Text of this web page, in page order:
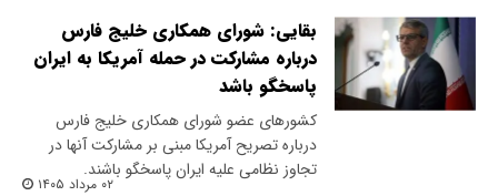
بقایی: شورای همکاری خلیج فارس
درباره مشارکت در حمله آمریکا به ایران
پاسخگو باشد
کشورهای عضو شورای همکاری خلیج فارس
درباره تصریح آمریکا مبنی بر مشارکت آنها در
تجاوز نظامی علیه ایران پاسخگو باشند.
۰۲ مرداد ۱۴۰۵